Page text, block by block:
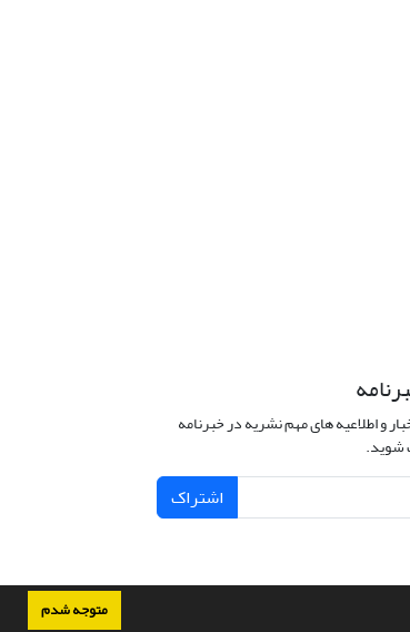
متوجه شدم
و اطلاعیه های مهم نشریه در خبرنامه
شوید.
اشتراک